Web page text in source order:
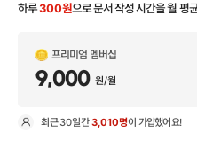
하루300원으로 문서 작성 시간을 월 평
프리미엄 멤버십
9,000 원/월
최근30일간3,010명이 가입했어요!